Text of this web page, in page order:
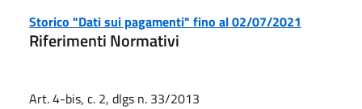
Storico "Dati sui pagamenti" fino al 02/07/2021
Riferimenti Normativi
Art. 4-bis, c. 2, dlgs n. 33/2013